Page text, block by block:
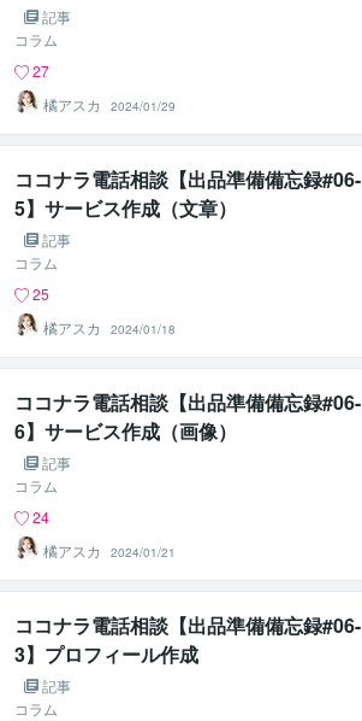
記事
コラム
27
橘アスカ
2024/01/29
ココナラ電話相談【出品準備備忘録#06-
5】サービス作成（文章）
記事
コラム
25
橘アスカ
2024/01/18
ココナラ電話相談【出品準備備忘録#06-
6】サービス作成（画像）
記事
コラム
24
橘アスカ
2024/01/21
ココナラ電話相談【出品準備備忘録#06-
3】プロフィール作成
記事
コラム